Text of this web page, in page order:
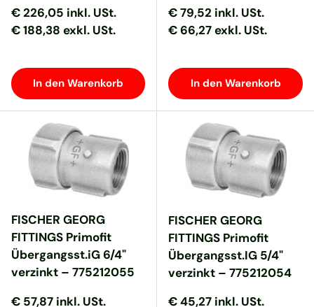
Normaler Preis
Normaler Preis
€ 226,05 inkl. USt.
€ 188,38 exkl. USt.
In den Warenkorb
Normaler Preis
Normaler Preis
€ 79,52 inkl. USt.
€ 66,27 exkl. USt.
In den Warenkorb
FISCHER GEORG
FITTINGS Primofit
Übergangsst.iG 6/4"
verzinkt – 775212055
Normaler Preis
Normaler Preis
€ 57,87 inkl. USt.
FISCHER GEORG
FITTINGS Primofit
Übergangsst.IG 5/4"
verzinkt – 775212054
Normaler Preis
Normaler Preis
€ 45,27 inkl. USt.